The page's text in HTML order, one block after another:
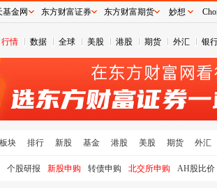
行情 数据 全球 美股 港股 期货 外汇 银
板块 排行 新股 基金 港股 美股 期货 外汇
个股研报 新股申购 转债申购 北交所申购 AH股比价
基金网 东方财富证券 东方财富期货 妙想